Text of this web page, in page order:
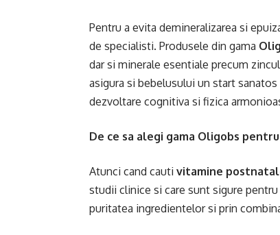
Pentru a evita demineralizarea si
de specialisti. Produsele din gama
dar si minerale esentiale precum
asigura si bebelusului un start
dezvoltare cognitiva si fizica
De ce sa alegi gama Oligobs
Atunci cand cauti vitamine
studii clinice si care sunt sigure
puritatea ingredientelor si prin